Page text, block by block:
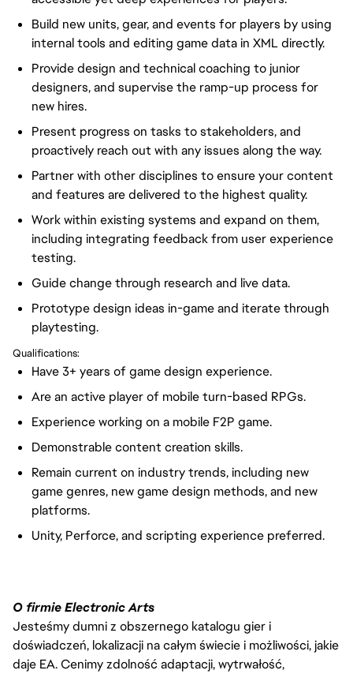
Build new units, gear, and events for players by using
internal tools and editing game data in XML directly.
Provide design and technical coaching to junior
designers, and supervise the ramp-up process for
new hires.
Present progress on tasks to stakeholders, and
proactively reach out with any issues along the way.
Partner with other disciplines to ensure your content
and features are delivered to the highest quality.
Work within existing systems and expand on them,
including integrating feedback from user experience
testing.
Guide change through research and live data.
Prototype design ideas in-game and iterate through
playtesting.
Qualifications:
Have 3+ years of game design experience.
Are an active player of mobile turn-based RPGs.
Experience working on a mobile F2P game.
Demonstrable content creation skills.
Remain current on industry trends, including new
game genres, new game design methods, and new
platforms.
Unity, Perforce, and scripting experience preferred.
O firmie Electronic Arts
Jesteśmy dumni z obszernego katalogu gier i
doświadczeń, lokalizacji na całym świecie i możliwości, jakie
daje EA. Cenimy zdolność adaptacji, wytrwałość,